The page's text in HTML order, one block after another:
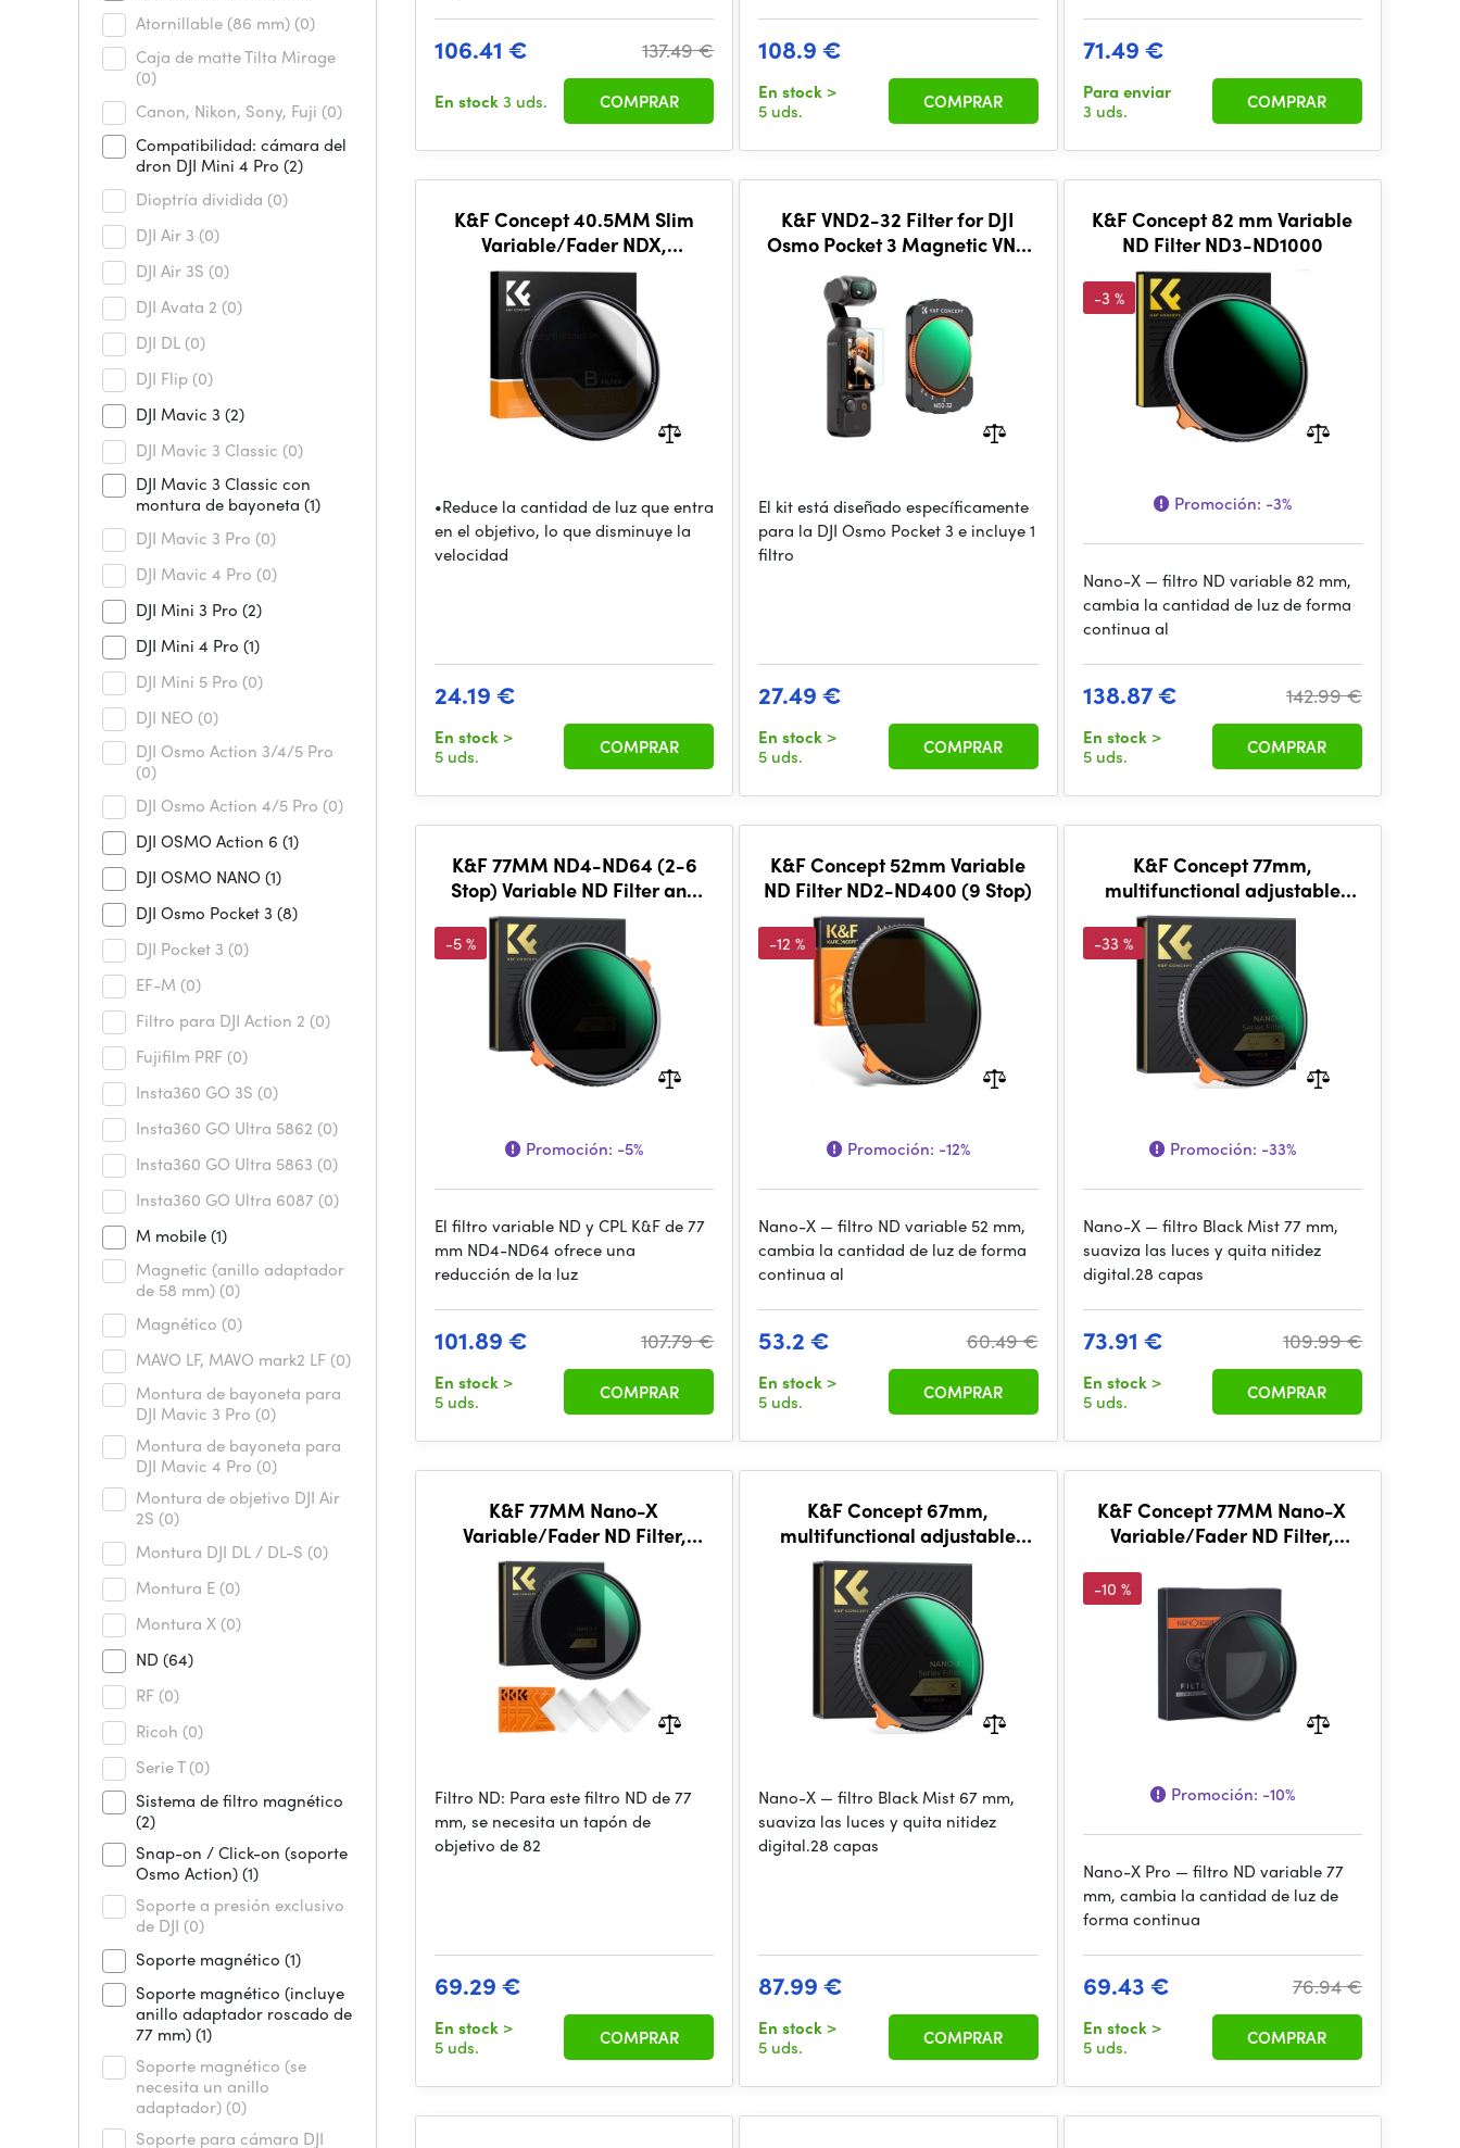
Atornillable (86 mm) (0)
Caja de matte Tilta Mirage
(0)
Canon, Nikon, Sony, Fuji (0)
Compatibilidad: cámara del
dron DJI Mini 4 Pro (2)
Dioptría dividida (0)
DJI Air 3 (0)
DJI Air 3S (0)
DJI Avata 2 (0)
DJI DL (0)
DJI Flip (0)
DJI Mavic 3 (2)
DJI Mavic 3 Classic (0)
DJI Mavic 3 Classic con
montura de bayoneta (1)
DJI Mavic 3 Pro (0)
DJI Mavic 4 Pro (0)
DJI Mini 3 Pro (2)
DJI Mini 4 Pro (1)
DJI Mini 5 Pro (0)
DJI NEO (0)
DJI Osmo Action 3/4/5 Pro
(0)
DJI Osmo Action 4/5 Pro (0)
DJI OSMO Action 6 (1)
DJI OSMO NANO(1)
DJI Osmo Pocket 3 (8)
DJI Pocket 3 (0)
EF-M (0)
Filtro para DJI Action 2 (0)
Fujifilm PRF (0)
Insta360 GO 3S (0)
Insta360 GO Ultra 5862 (0)
Insta360 GO Ultra 5863 (0)
Insta360 GO Ultra 6087 (0)
M mobile(1)
Magnetic (anillo adaptador
de 58 mm) (0)
Magnético (0)
MAVO LF, MAVO mark2 LF (0)
Montura de bayoneta para
DJI Mavic 3 Pro (0)
Montura de bayoneta para
DJI Mavic 4 Pro (0)
Montura de objetivo DJI Air
2S (0)
Montura DJI DL / DL-S (0)
Montura E (0)
Montura X (0)
ND (64)
RF (0)
Ricoh (0)
Serie T(0)
Sistema de filtro magnético
(2)
Snap-on / Click-on (soporte
Osmo Action)(1)
Soporte a presión exclusivo
de DJI (0)
Soporte magnético (1)
Soporte magnético (incluye
anillo adaptador roscado de
77 mm)(1)
Soporte magnético (se
necesita un anillo
adaptador) (0)
Soporte para cámara DJI
106.41 € 137.49 €
En stock3 uds. COMPRAR
108.9 €
En stock >
5 uds.
COMPRAR
71.49 €
Para enviar
3 uds.
COMPRAR
K&F Concept 40.5MM Slim
Variable/Fader NDX,
ND2~ND400
•Reduce la cantidad de luz que entra
en el objetivo, lo que disminuye la
velocidad
24.19 €
En stock >
5 uds.
COMPRAR
K&F VND2-32 Filter for DJI
Osmo Pocket 3 Magnetic VND
El kit está diseñado específicamente
para la DJI Osmo Pocket 3 e incluye 1
filtro
27.49 €
En stock >
5 uds.
COMPRAR
K&F Concept 82 mm Variable
ND Filter ND3-ND1000
-3 %
Promoción: -3%
Nano-X — filtro ND variable 82 mm,
cambia la cantidad de luz de forma
continua al
138.87 € 142.99 €
En stock >
5 uds.
COMPRAR
K&F 77MM ND4-ND64 (2-6
Stop) Variable ND Filter and
CPL Circular Polarizing Filter 2
in 1 with 28 La
-5 %
Promoción: -5%
El filtro variable ND y CPL K&F de 77
mm ND4-ND64 ofrece una
reducción de la luz
101.89 € 107.79 €
En stock >
5 uds.
COMPRAR
K&F Concept 52mm Variable
ND Filter ND2-ND400 (9 Stop)
-12 %
Promoción: -12%
Nano-X — filtro ND variable 52 mm,
cambia la cantidad de luz de forma
continua al
53.2 € 60.49 €
En stock >
5 uds.
COMPRAR
K&F Concept 77mm,
multifunctional adjustable
black mist1/4&ND2~32, HD
-33 %
Promoción: -33%
Nano-X — filtro Black Mist 77 mm,
suaviza las luces y quita nitidez
digital.28 capas
73.91 € 109.99 €
En stock >
5 uds.
COMPRAR
K&F 77MM Nano-X
Variable/Fader ND Filter,
ND2~ND32, W/O Black Cross
with 3pcs cleaning cloths
Filtro ND: Para este filtro ND de 77
mm, se necesita un tapón de
objetivo de 82
69.29 €
En stock >
5 uds.
COMPRAR
K&F Concept 67mm,
multifunctional adjustable
black mist1/4&ND2~32, HD
Nano-X — filtro Black Mist 67 mm,
suaviza las luces y quita nitidez
digital.28 capas
87.99 €
En stock >
5 uds.
COMPRAR
K&F Concept 77MM Nano-X
Variable/Fader ND Filter,
-10 %
Promoción: -10%
Nano-X Pro — filtro ND variable 77
mm, cambia la cantidad de luz de
forma continua
69.43 € 76.94 €
En stock >
5 uds.
COMPRAR